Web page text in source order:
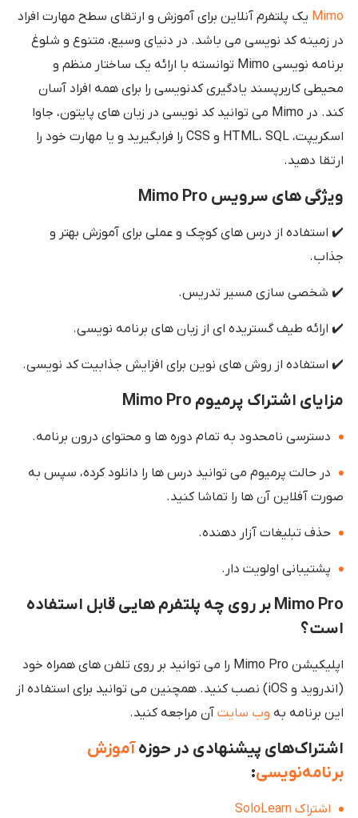
Mimo یک پلتفرم آنلاین برای آموزش و ارتقای سطح مهارت افراد
در زمینه کد نویسی می باشد. در دنیای وسیع، متنوع و شلوغ
برنامه نویسی Mimo توانسته با ارائه یک ساختار منظم و
محیطی کاربرپسند یادگیری کدنویسی را برای همه افراد آسان
کند. در Mimo می توانید کد نویسی در زبان های پایتون، جاوا
اسکریپت، HTML، SQL و CSS را فرابگیرید و یا مهارت خود را
ارتقا دهید.
ویژگی های سرویس Mimo Pro
✔️ استفاده از درس های کوچک و عملی برای آموزش بهتر و
جذاب.
✔️ شخصی سازی مسیر تدریس.
✔️ ارائه طیف گستریده ای از زبان های برنامه نویسی.
✔️ استفاده از روش های نوین برای افزایش جذابیت کد نویسی.
مزایای اشتراک پرمیوم Mimo Pro
دسترسی نامحدود به تمام دوره ها و محتوای درون برنامه.
در حالت پرمیوم می توانید درس ها را دانلود کرده، سپس به
صورت آفلاین آن ها را تماشا کنید.
حذف تبلیغات آزار دهنده.
پشتیبانی اولویت دار.
Mimo Pro بر روی چه پلتفرم هایی قابل استفاده
است؟
اپلیکیشن Mimo Pro را می توانید بر روی تلفن های همراه خود
(اندروید و iOS) نصب کنید. همچنین می توانید برای استفاده از
این برنامه به وب سایتآن مراجعه کنید.
اشتراک‌های پیشنهادی در حوزهآموزش
برنامه‌نویسی:
اشتراک SoloLearn